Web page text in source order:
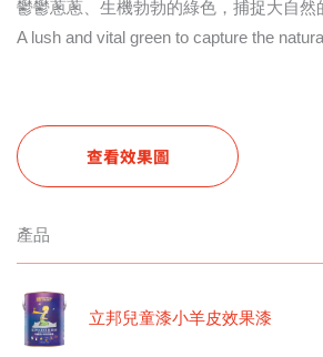
鬱鬱蔥蔥、生機勃勃的綠色，捕捉大自然
A lush and vital green to capture the
查看效果圖
產品
立邦兒童漆小羊皮效果漆